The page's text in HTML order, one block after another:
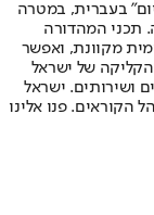
בעברית, במטרה
תכני המהדורה
מקוונת, ואפשר
של ישראל
ושירותים. ישראל
הקוראים. פנו אלינו